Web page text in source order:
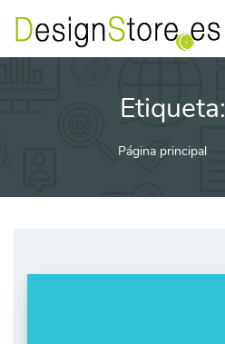
contenido
Etiqueta:
Página principal